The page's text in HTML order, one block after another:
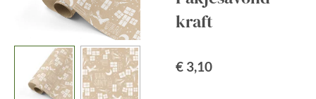
kraft
€ 3,10